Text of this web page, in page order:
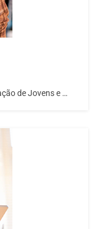
de Jovens e
emprego, fazer
para